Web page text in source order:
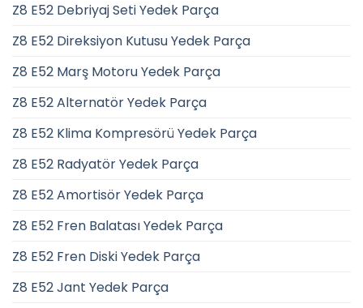
Z8 E52 Debriyaj Seti Yedek Parça
Z8 E52 Direksiyon Kutusu Yedek Parça
Z8 E52 Marş Motoru Yedek Parça
Z8 E52 Alternatör Yedek Parça
Z8 E52 Klima Kompresörü Yedek Parça
Z8 E52 Radyatör Yedek Parça
Z8 E52 Amortisör Yedek Parça
Z8 E52 Fren Balatası Yedek Parça
Z8 E52 Fren Diski Yedek Parça
Z8 E52 Jant Yedek Parça